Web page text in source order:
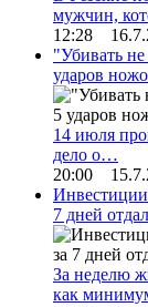
мужчин,
12:28
"Убивать
ударов
14 июля
дело о…
20:00
Инвестиции
7 дней
За неделю
как